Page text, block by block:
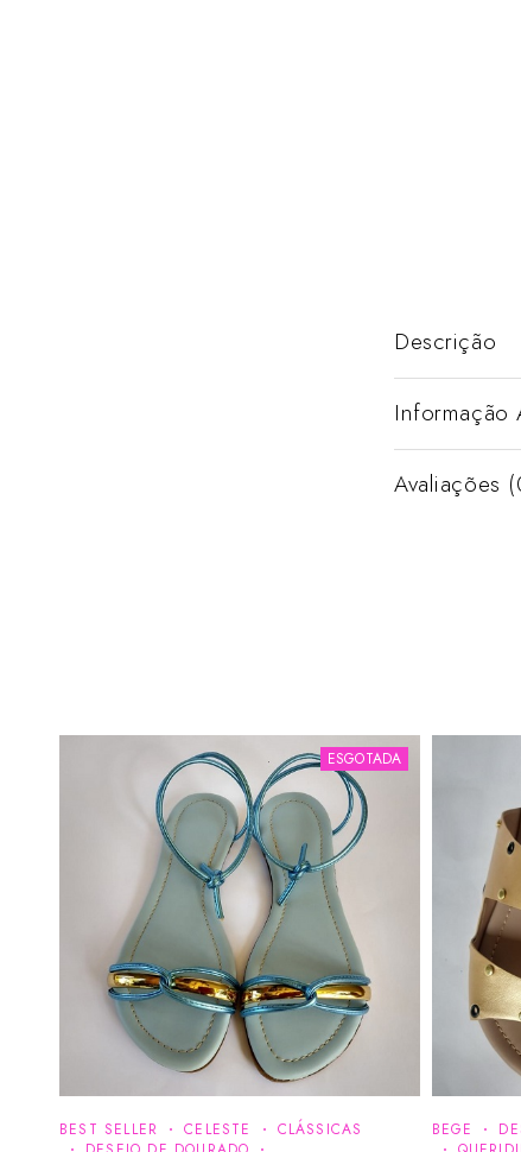
Descrição
Informação
Avaliações
ESGOTADA
BEST SELLER CELESTE
CLÁSSICAS
BEGE